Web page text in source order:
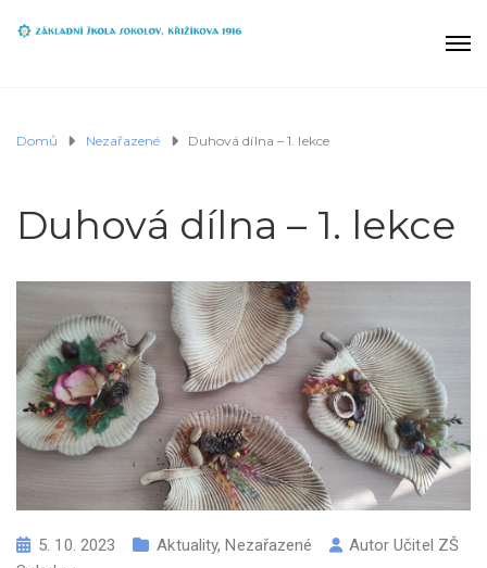
Domů Nezařazené Duhová dílna – 1. lekce
Duhová dílna – 1. lekce
5. 10. 2023 Aktuality,Nezařazené AutorUčitel ZŠ